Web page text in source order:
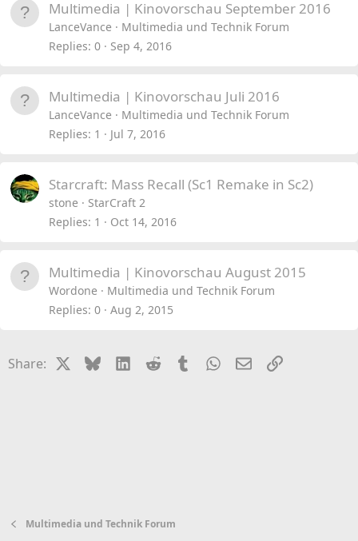
Multimedia | Kinovorschau September 2016
LanceVance
Multimedia und Technik Forum
Replies 0 Sep 4, 2016
Multimedia | Kinovorschau Juli 2016
LanceVance
Multimedia und Technik Forum
Replies 1 Jul 7, 2016
Starcraft: Mass Recall (Sc1 Remake in Sc2)
stone
StarCraft 2
Replies 1 Oct 14, 2016
Multimedia | Kinovorschau August 2015
Wordone
Multimedia und Technik Forum
Replies 0 Aug 2, 2015
Share: BlueskyLinkedIn
Reddit TumblrWhatsApp
EmailLink
Multimedia und Technik Forum